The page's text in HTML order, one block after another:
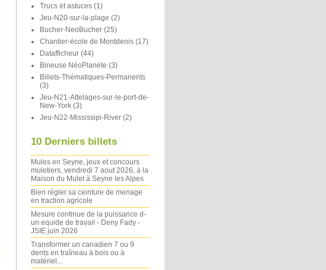
Trucs et astuces (1)
Jeu-N20-sur-la-plage (2)
Bucher-NeoBucher (25)
Chantier-école de Montdenis (17)
Datafficheur (44)
Bineuse NéoPlanète (3)
Billets-Thématiques-Permanents
(3)
Jeu-N21-Attelages-sur-le-port-de-
New-York (3)
Jeu-N22-Mississipi-River (2)
10 Derniers billets
Mules en Seyne, jeux et concours
muletiers, vendredi 7 aout 2026, à la
Maison du Mulet à Seyne les Alpes
Bien régler sa ceinture de menage
en traction agricole
Mesure continue de la puissance d-
un equide de travail - Deny Fady -
JSIE juin 2026
Transformer un canadien 7 ou 9
dents en traîneau à bois ou à
matériel...